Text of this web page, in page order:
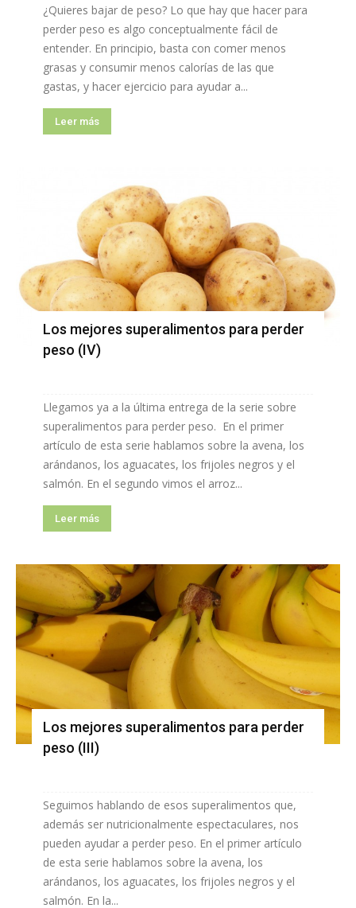
¿Quieres bajar de peso? Lo que hay que hacer para
perder peso es algo conceptualmente fácil de
entender. En principio, basta con comer menos
grasas y consumir menos calorías de las que
gastas, y hacer ejercicio para ayudar a...
Leer más
Los mejores superalimentos para perder
peso (IV)
Llegamos ya a la última entrega de la serie sobre
superalimentos para perder peso. En el primer
artículo de esta serie hablamos sobre la avena, los
arándanos, los aguacates, los frijoles negros y el
salmón. En el segundo vimos el arroz...
Leer más
Los mejores superalimentos para perder
peso (III)
Seguimos hablando de esos superalimentos que,
además ser nutricionalmente espectaculares, nos
pueden ayudar a perder peso. En el primer artículo
de esta serie hablamos sobre la avena, los
arándanos, los aguacates, los frijoles negros y el
salmón. En la...